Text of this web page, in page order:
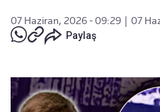
07 Haziran, 2026 - 09:29
07
Paylaş